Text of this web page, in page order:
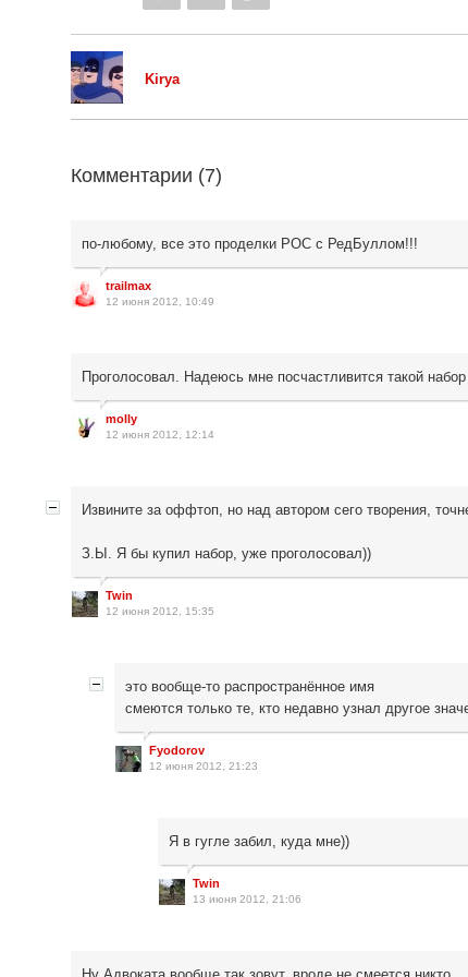
Kirya
Комментарии (7)
по-любому, все это проделки POC с РедБуллом!!!
trailmax
12 июня 2012, 10:49
Проголосовал. Надеюсь мне посчастливится такой набор
molly
12 июня 2012, 12:14
Извините за оффтоп, но над автором сего творения,
З.Ы. Я бы купил набор, уже проголосовал))
Twin
12 июня 2012, 15:35
это вообще-то распространённое имя
смеются только те, кто недавно узнал другое
Fyodorov
12 июня 2012, 21:23
Я в гугле забил, куда мне))
Twin
13 июня 2012, 21:06